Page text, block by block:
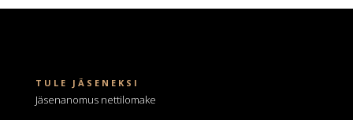
TULE JÄSENEKSI
Jäsenanomus nettilomake